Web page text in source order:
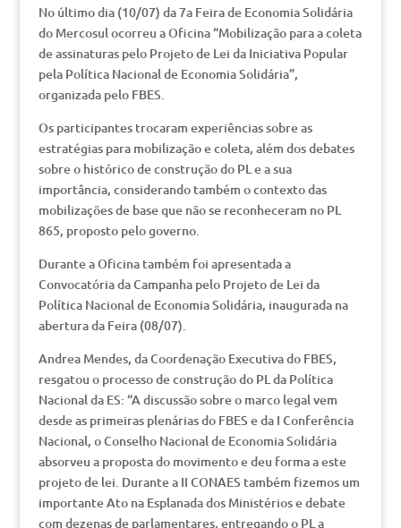
No último dia (10/07) da 7a Feira de Economia Solidária
do Mercosul ocorreu a Oficina “Mobilização para a coleta
de assinaturas pelo Projeto de Lei da Iniciativa Popular
pela Política Nacional de Economia Solidária”,
organizada pelo FBES.
Os participantes trocaram experiências sobre as
estratégias para mobilização e coleta, além dos debates
sobre o histórico de construção do PL e a sua
importância, considerando também o contexto das
mobilizações de base que não se reconheceram no PL
865, proposto pelo governo.
Durante a Oficina também foi apresentada a
Convocatória da Campanha pelo Projeto de Lei da
Política Nacional de Economia Solidária, inaugurada na
abertura da Feira (08/07).
Andrea Mendes, da Coordenação Executiva do FBES,
resgatou o processo de construção do PL da Política
Nacional da ES: “A discussão sobre o marco legal vem
desde as primeiras plenárias do FBES e da I Conferência
Nacional, o Conselho Nacional de Economia Solidária
absorveu a proposta do movimento e deu forma a este
projeto de lei. Durante a II CONAES também fizemos um
importante Ato na Esplanada dos Ministérios e debate
com dezenas de parlamentares, entregando o PL a